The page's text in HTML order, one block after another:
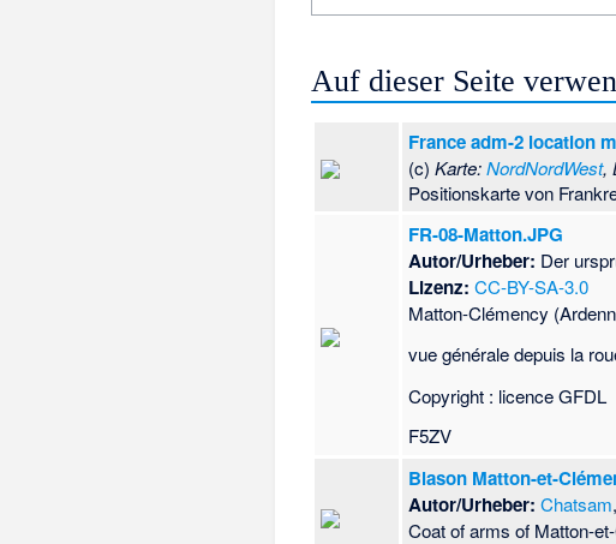
Auf dieser Seite
France adm-2 location
(c)Karte:NordNordWest,
Positionskarte von
FR-08-Matton.JPG
Autor/Urheber: Der
Lizenz: CC-BY-SA-3.0
Matton-Clémency
vue générale depuis la
Copyright : licence GFDL
F5ZV
Blason Matton-et-
Autor/Urheber: Chatsam,
Coat of arms of Matton-